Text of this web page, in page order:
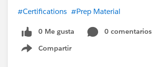
#Certifications #Prep Material
0 Me gusta
0 comentarios
Compartir
Show menu